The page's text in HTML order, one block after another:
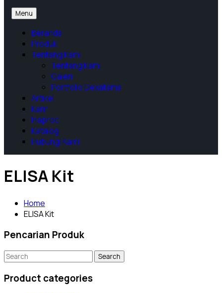
Menu
Beranda
Produk
Tentang Kami
Tentang Kami
Galeri
Portfolio Dexatama
Artikel
Karir
Inaproc
Katalog
Hubungi Kami
ELISA Kit
Home
ELISA Kit
Pencarian Produk
Product categories